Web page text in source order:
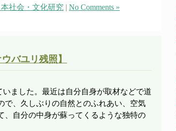
本社会・文化研究 | No Comments »
バユリ残照】
ました。最近は自分自身が取材などで道
で、久しぶりの自然とのふれあい、空気
、自分の中身が蘇ってくるような独特の